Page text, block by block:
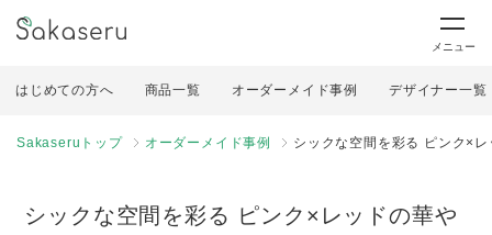
メニュー
はじめての方へ 商品一覧 オーダーメイド事例 デザイナー一覧
Sakaseruトップ オーダーメイド事例 シックな空間を彩る ピンク×
シックな空間を彩る ピンク×レッドの華や